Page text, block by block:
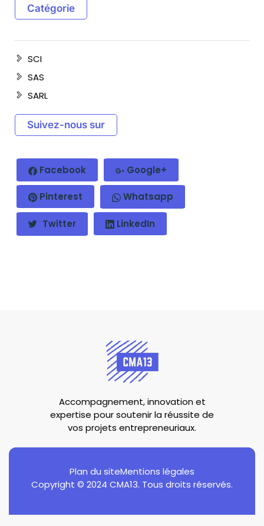
Catégorie
SCI
SAS
SARL
Suivez-nous sur
Facebook Google+
Pinterest Whatsapp
Twitter LinkedIn
Accompagnement, innovation et
expertise pour soutenir la réussite de
vos projets entrepreneuriaux.
Plan du siteMentions légales
Copyright © 2024 CMA13. Tous droits réservés.